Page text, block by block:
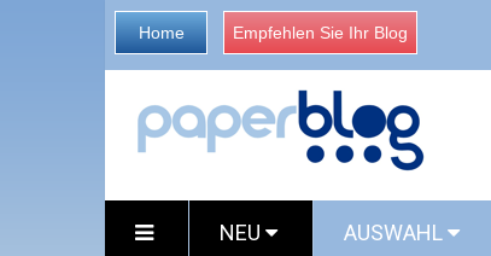
Home Empfehlen Sie Ihr Blog
NEU AUSWAHL